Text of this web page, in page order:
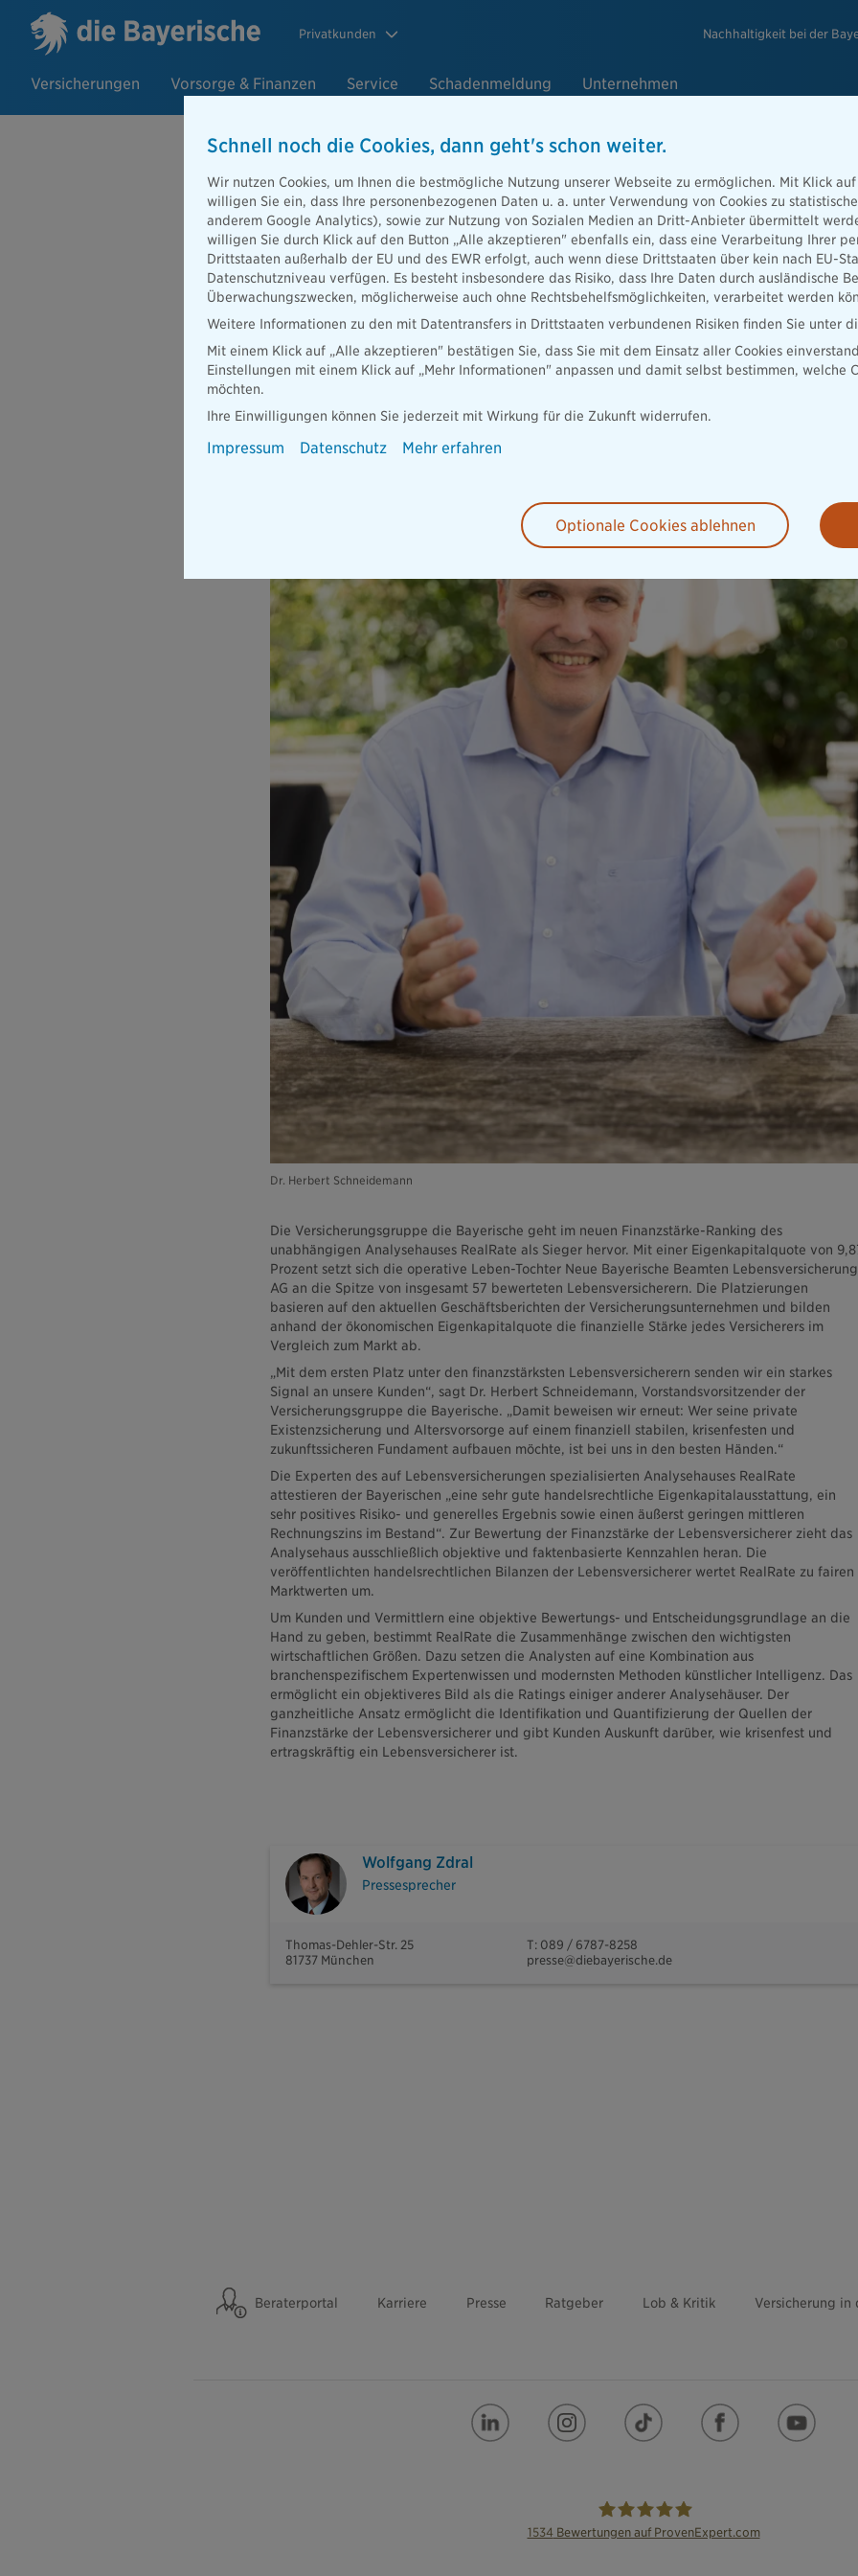
Privatkunden Nachhaltigkeit bei der
Versicherungen Vorsorge & Finanzen Service Schadenmeldung Unternehmen
30.10.2019
Versicherungsgruppe die Bayerische belegt
Ranking der finanzstärksten Lebensversicherer
Dr. Herbert Schneidemann
Die Versicherungsgruppe die Bayerische geht im neuen Finanzstärke-Ranking des
unabhängigen Analysehauses RealRate als Sieger hervor. Mit einer Eigenkapitalquote von
Prozent setzt sich die operative Leben-Tochter Neue Bayerische Beamten Lebensversicherung
AG an die Spitze von insgesamt 57 bewerteten Lebensversicherern. Die Platzierungen
basieren auf den aktuellen Geschäftsberichten der Versicherungsunternehmen und bilden
anhand der ökonomischen Eigenkapitalquote die finanzielle Stärke jedes Versicherers im
Vergleich zum Markt ab.
„Mit dem ersten Platz unter den finanzstärksten Lebensversicherern senden wir ein starkes
Signal an unsere Kunden“, sagt Dr. Herbert Schneidemann, Vorstandsvorsitzender der
Versicherungsgruppe die Bayerische. „Damit beweisen wir erneut: Wer seine private
Existenzsicherung und Altersvorsorge auf einem finanziell stabilen, krisenfesten und
zukunftssicheren Fundament aufbauen möchte, ist bei uns in den besten Händen.“
Die Experten des auf Lebensversicherungen spezialisierten Analysehauses RealRate
attestieren der Bayerischen „eine sehr gute handelsrechtliche Eigenkapitalausstattung, ein
sehr positives Risiko- und generelles Ergebnis sowie einen äußerst geringen mittleren
Rechnungszins im Bestand“. Zur Bewertung der Finanzstärke der Lebensversicherer zieht das
Analysehaus ausschließlich objektive und faktenbasierte Kennzahlen heran. Die
veröffentlichten handelsrechtlichen Bilanzen der Lebensversicherer wertet RealRate zu fairen
Marktwerten um.
Um Kunden und Vermittlern eine objektive Bewertungs- und Entscheidungsgrundlage an die
Hand zu geben, bestimmt RealRate die Zusammenhänge zwischen den wichtigsten
wirtschaftlichen Größen. Dazu setzen die Analysten auf eine Kombination aus
branchenspezifischem Expertenwissen und modernsten Methoden künstlicher Intelligenz. Das
ermöglicht ein objektiveres Bild als die Ratings einiger anderer Analysehäuser. Der
ganzheitliche Ansatz ermöglicht die Identifikation und Quantifizierung der Quellen der
Finanzstärke der Lebensversicherer und gibt Kunden Auskunft darüber, wie krisenfest und
ertragskräftig ein Lebensversicherer ist.
Wolfgang Zdral
Pressesprecher
Thomas-Dehler-Str. 25
81737 München
T: 089 / 6787-8258
presse@diebayerische.de
Beraterportal Karriere Presse Ratgeber Lob & Kritik Versicherung in
1534 Bewertungen auf ProvenExpert.com
Schnell noch die Cookies, dann geht's schon weiter.
Wir nutzen Cookies, um Ihnen die bestmögliche Nutzung unserer Webseite zu ermöglichen. Mit Klick
willigen Sie ein, dass Ihre personenbezogenen Daten u. a. unter Verwendung von Cookies zu
anderem Google Analytics), sowie zur Nutzung von Sozialen Medien an Dritt-Anbieter übermittelt
willigen Sie durch Klick auf den Button „Alle akzeptieren" ebenfalls ein, dass eine Verarbeitung Ihrer
Drittstaaten außerhalb der EU und des EWR erfolgt, auch wenn diese Drittstaaten über kein nach EU-
Datenschutzniveau verfügen. Es besteht insbesondere das Risiko, dass Ihre Daten durch ausländische
Überwachungszwecken, möglicherweise auch ohne Rechtsbehelfsmöglichkeiten, verarbeitet werden
Weitere Informationen zu den mit Datentransfers in Drittstaaten verbundenen Risiken finden Sie unter
Mit einem Klick auf „Alle akzeptieren" bestätigen Sie, dass Sie mit dem Einsatz aller Cookies
Einstellungen mit einem Klick auf „Mehr Informationen" anpassen und damit selbst bestimmen, welche
möchten.
Ihre Einwilligungen können Sie jederzeit mit Wirkung für die Zukunft widerrufen.
Impressum Datenschutz Mehr erfahren
Optionale Cookies ablehnen